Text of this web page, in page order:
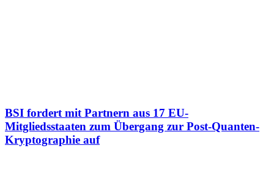
BSI fordert mit Partnern aus 17 EU-
Mitgliedsstaaten zum Übergang zur Post-Quanten-
Kryptographie auf